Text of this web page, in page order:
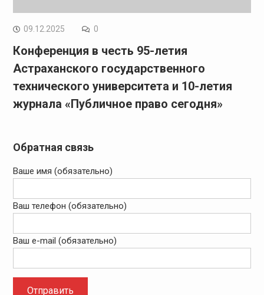
09.12.2025 0
Конференция в честь 95-летия
Астраханского государственного
технического университета и 10-летия
журнала «Публичное право сегодня»
Обратная связь
Ваше имя (обязательно)
Ваш телефон (обязательно)
Ваш e-mail (обязательно)